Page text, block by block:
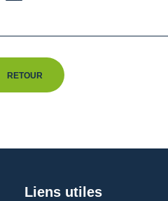
RETOUR
Liens utiles